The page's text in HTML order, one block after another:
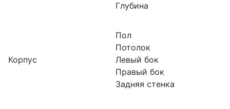
Корпус
Глубина
Пол
Потолок
Левый бок
Правый бок
Задняя стенка